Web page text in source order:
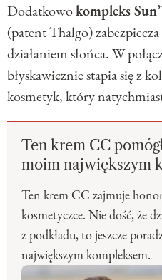
Dodatkowokompleks
(patent Thalgo)
działaniem słońca. W
błyskawicznie stapia się z
kosmetyk, który
Ten krem CC
moim największym
Ten krem CC zajmuje
kosmetyczce. Nie dość, że
z podkładu, to jeszcze
największym kompleksem.